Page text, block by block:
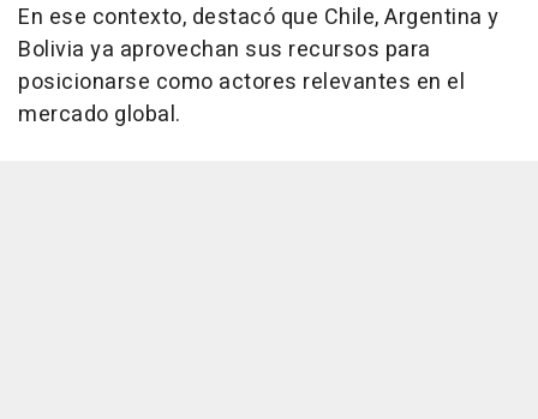
En ese contexto, destacó que Chile, Argentina y
Bolivia ya aprovechan sus recursos para
posicionarse como actores relevantes en el
mercado global.